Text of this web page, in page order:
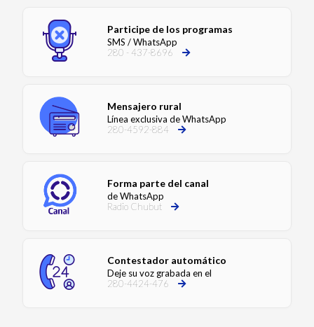
Participe de los programas
SMS / WhatsApp
280 - 437-8696
Mensajero rural
Línea exclusiva de WhatsApp
280-4592-884
Forma parte del canal
de WhatsApp
Radio Chubut
Contestador automático
Deje su voz grabada en el
280-4424-476